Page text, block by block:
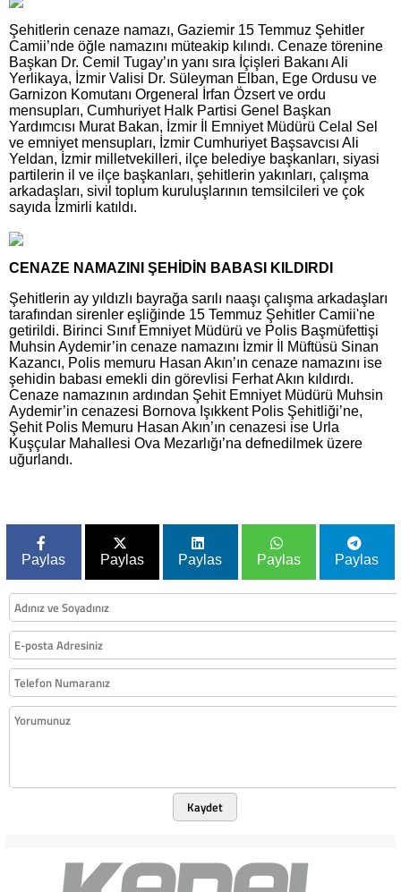
Şehitlerin cenaze namazı, Gaziemir 15 Temmuz Şehitler
Camii’nde öğle namazını müteakip kılındı. Cenaze törenine
Başkan Dr. Cemil Tugay’ın yanı sıra İçişleri Bakanı Ali
Yerlikaya, İzmir Valisi Dr. Süleyman Elban, Ege Ordusu ve
Garnizon Komutanı Orgeneral İrfan Özsert ve ordu
mensupları, Cumhuriyet Halk Partisi Genel Başkan
Yardımcısı Murat Bakan, İzmir İl Emniyet Müdürü Celal Sel
ve emniyet mensupları, İzmir Cumhuriyet Başsavcısı Ali
Yeldan, İzmir milletvekilleri, ilçe belediye başkanları, siyasi
partilerin il ve ilçe başkanları, şehitlerin yakınları, çalışma
arkadaşları, sivil toplum kuruluşlarının temsilcileri ve çok
sayıda İzmirli katıldı.
CENAZE NAMAZINI ŞEHİDİN BABASI KILDIRDI
Şehitlerin ay yıldızlı bayrağa sarılı naaşı çalışma arkadaşları
tarafından sirenler eşliğinde 15 Temmuz Şehitler Camii'ne
getirildi. Birinci Sınıf Emniyet Müdürü ve Polis Başmüfettişi
Muhsin Aydemir’in cenaze namazını İzmir İl Müftüsü Sinan
Kazancı, Polis memuru Hasan Akın’ın cenaze namazını ise
şehidin babası emekli din görevlisi Ferhat Akın kıldırdı.
Cenaze namazının ardından Şehit Emniyet Müdürü Muhsin
Aydemir’in cenazesi Bornova Işıkkent Polis Şehitliği’ne,
Şehit Polis Memuru Hasan Akın’ın cenazesi ise Urla
Kuşçular Mahallesi Ova Mezarlığı’na defnedilmek üzere
uğurlandı.
Paylas Paylas Paylas Paylas Paylas
Kaydet